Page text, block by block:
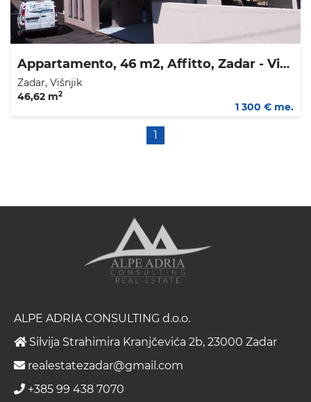
Appartamento, 46 m2, Affitto, Zadar - Višnjik
Zadar, Višnjik
46,62 m2
1 300 € me.
1
ALPE ADRIA CONSULTING d.o.o.
Silvija Strahimira Kranjčevića 2b, 23000 Zadar
realestatezadar@gmail.com
+385 99 438 7070